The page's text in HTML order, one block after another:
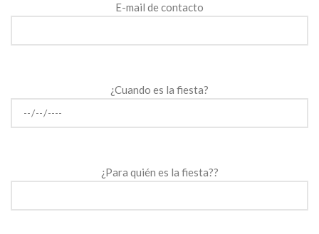
E-mail de contacto
¿Cuando es la fiesta?
¿Para quién es la fiesta??